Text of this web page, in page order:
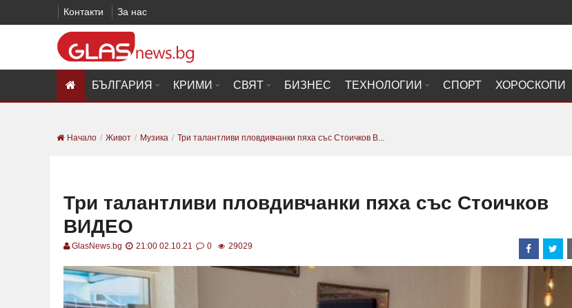
Контакти За нас
БЪЛГАРИЯ КРИМИ СВЯТ БИЗНЕС ТЕХНОЛОГИИ СПОРТ ХОРОСКОПИ
Начало Живот Музика Три талантливи пловдивчанки пяха със Стоичков В...
Три талантливи пловдивчанки пяха със Стоичков
ВИДЕО
GlasNews.bg 21:00 02.10.21 0 29029